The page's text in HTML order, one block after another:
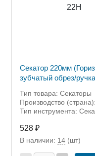
Секатор 220мм
зубчатый обрез/
Тип товара: Секаторы
Производство
Тип инструмента:
528 ₽
В наличии: 14 (шт)